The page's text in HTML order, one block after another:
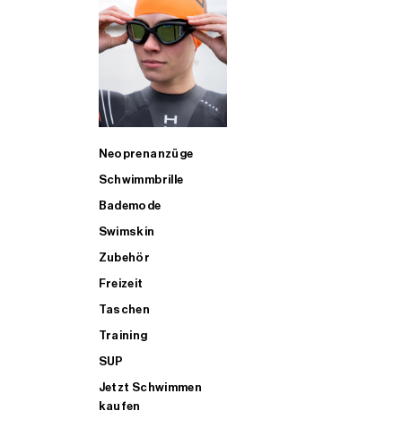
Neoprenanzüge
Schwimmbrille
Bademode
Swimskin
Zubehör
Freizeit
Taschen
Training
SUP
Jetzt Schwimmen
kaufen